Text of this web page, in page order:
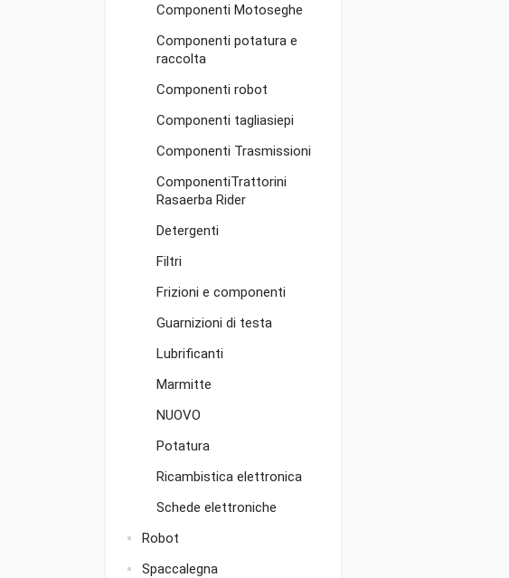
Componenti Motoseghe
Componenti potatura e
raccolta
Componenti robot
Componenti tagliasiepi
Componenti Trasmissioni
ComponentiTrattorini
Rasaerba Rider
Detergenti
Filtri
Frizioni e componenti
Guarnizioni di testa
Lubrificanti
Marmitte
NUOVO
Potatura
Ricambistica elettronica
Schede elettroniche
Robot
Spaccalegna